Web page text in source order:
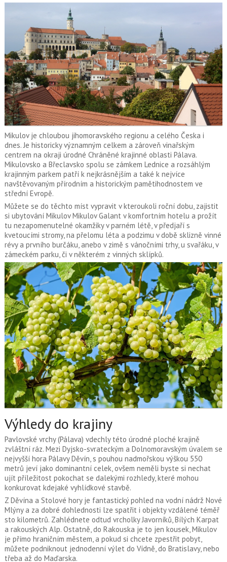
Mikulov je chloubou jihomoravského regionu a celého Česka i
dnes. Je historicky významným celkem a zároveň vinařským
centrem na okraji úrodné Chráněné krajinné oblasti Pálava.
Mikulovsko a Břeclavsko spolu se zámkem Lednice a rozsáhlým
krajinným parkem patří k nejkrásnějším a také k nejvíce
navštěvovaným přírodním a historickým pamětihodnostem ve
střední Evropě.
Můžete se do těchto míst vypravit v kteroukoli roční dobu, zajistit
si ubytování Mikulov Mikulov Galantv komfortním hotelu a prožít
tu nezapomenutelné okamžiky v parném létě, v předjaří s
kvetoucími stromy, na přelomu léta a podzimu v době sklizně vinné
révy a prvního burčáku, anebo v zimě s vánočními trhy, u svařáku, v
zámeckém parku, či v některém z vinných sklípků.
Výhledy do krajiny
Pavlovské vrchy (Pálava) vdechly této úrodné ploché krajině
zvláštní ráz. Mezi Dyjsko-svrateckým a Dolnomoravským úvalem se
nejvyšší hora Pálavy Děvín, s pouhou nadmořskou výškou 550
metrů jeví jako dominantní celek, ovšem neměli byste si nechat
ujít příležitost pokochat se dalekými rozhledy, které mohou
konkurovat kdejaké vyhlídkové stavbě.
Z Děvína a Stolové hory je fantastický pohled na vodní nádrž Nové
Mlýny a za dobré dohlednosti lze spatřit i objekty vzdálené téměř
sto kilometrů. Zahlédnete odtud vrcholky Javorníků, Bílých Karpat
a rakouských Alp. Ostatně, do Rakouska je to jen kousek, Mikulov
je přímo hraničním městem, a pokud si chcete zpestřit pobyt,
můžete podniknout jednodenní výlet do Vídně, do Bratislavy, nebo
třeba až do Maďarska.